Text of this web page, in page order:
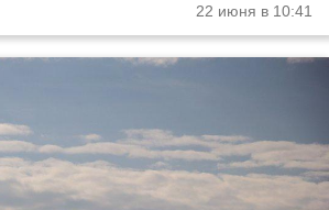
22 июня в 10:41